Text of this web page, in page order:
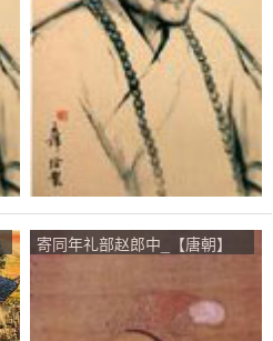
寄同年礼部赵郎中_【唐朝】
_【郑谷】